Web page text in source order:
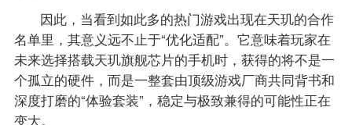
因此，当看到如此多的热门游戏出现在天玑的合作
名单里，其意义远不止于“优化适配”。它意味着玩家在
未来选择搭载天玑旗舰芯片的手机时，获得的将不是一
个孤立的硬件，而是一整套由顶级游戏厂商共同背书和
深度打磨的“体验套装”，稳定与极致兼得的可能性正在
变大。